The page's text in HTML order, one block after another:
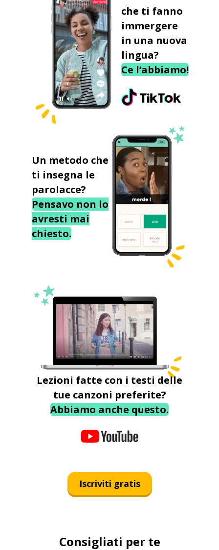
che ti fanno
immergere
in una nuova
lingua?
Ce l’abbiamo!
Un metodo che
ti insegna le
parolacce?
Pensavo non lo
avresti mai
chiesto.
Lezioni fatte con i testi delle
tue canzoni preferite?
Abbiamo anche questo.
Iscriviti gratis
Consigliati per te